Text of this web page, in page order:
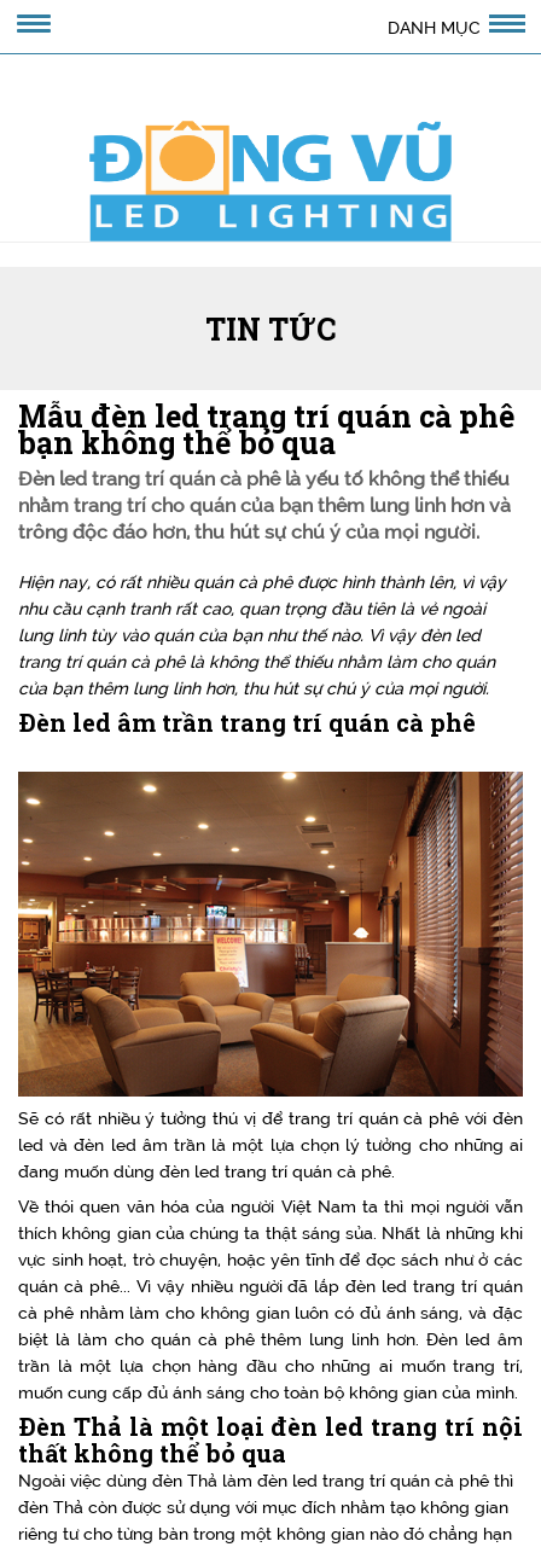
DANH MỤC
TIN TỨC
Mẫu đèn led trang trí quán cà phê
bạn không thể bỏ qua
Đèn led trang trí quán cà phê là yếu tố không thể thiếu
nhằm trang trí cho quán của bạn thêm lung linh hơn và
trông độc đáo hơn, thu hút sự chú ý của mọi người.
Hiện nay, có rất nhiều quán cà phê được hình thành lên, vì vậy
nhu cầu cạnh tranh rất cao, quan trọng đầu tiên là vẻ ngoài
lung linh tùy vào quán của bạn như thế nào. Vì vậy đèn led
trang trí quán cà phê là không thể thiếu nhằm làm cho quán
của bạn thêm lung linh hơn, thu hút sự chú ý của mọi người.
Đèn led âm trần trang trí quán cà phê
Sẽ có rất nhiều ý tưởng thú vị để trang trí quán cà phê với đèn
led và đèn led âm trần là một lựa chọn lý tưởng cho những ai
đang muốn dùng đèn led trang trí quán cà phê.
Về thói quen văn hóa của người Việt Nam ta thì mọi người vẫn
thích không gian của chúng ta thật sáng sủa. Nhất là những khi
vực sinh hoạt, trò chuyện, hoặc yên tĩnh để đọc sách như ở các
quán cà phê... Vì vậy nhiều người đã lắp đèn led trang trí quán
cà phê nhằm làm cho không gian luôn có đủ ánh sáng, và đặc
biệt là làm cho quán cà phê thêm lung linh hơn. Đèn led âm
trần là một lựa chọn hàng đầu cho những ai muốn trang trí,
muốn cung cấp đủ ánh sáng cho toàn bộ không gian của mình.
Đèn Thả là một loại đèn led trang trí nội
thất không thể bỏ qua
Ngoài việc dùng đèn Thả làm đèn led trang trí quán cà phê thì
đèn Thả còn được sử dụng với mục đích nhằm tạo không gian
riêng tư cho từng bàn trong một không gian nào đó chẳng hạn